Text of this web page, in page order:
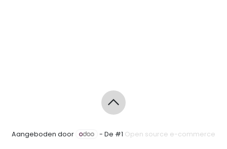
Aangeboden door - De #1 Open source e-commerce